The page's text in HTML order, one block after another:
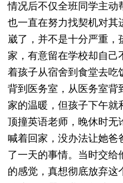
情况后不仅全班同学主动
也一直在努力找契机对其
崴了，并不是十分严重，
家，有意留在学校却自
着孩子从宿舍到食堂去吃
背到医务室，从医务室背
家的温暖，但孩子下午
顶撞英语老师，晚休时无
喊着回家，没办法让她爸
了一天的事情。当时交
的感觉，真想彻底放弃